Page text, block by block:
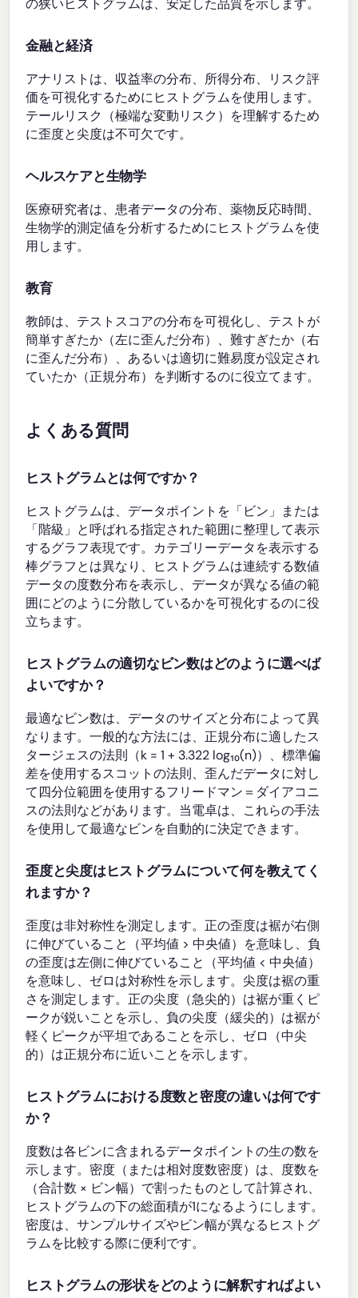
の狭いヒストグラムは、安定した品質を示します。
金融と経済
アナリストは、収益率の分布、所得分布、リスク評
価を可視化するためにヒストグラムを使用します。
テールリスク（極端な変動リスク）を理解するため
に歪度と尖度は不可欠です。
ヘルスケアと生物学
医療研究者は、患者データの分布、薬物反応時間、
生物学的測定値を分析するためにヒストグラムを使
用します。
教育
教師は、テストスコアの分布を可視化し、テストが
簡単すぎたか（左に歪んだ分布）、難すぎたか（右
に歪んだ分布）、あるいは適切に難易度が設定され
ていたか（正規分布）を判断するのに役立てます。
よくある質問
ヒストグラムとは何ですか？
ヒストグラムは、データポイントを「ビン」または
「階級」と呼ばれる指定された範囲に整理して表示
するグラフ表現です。カテゴリーデータを表示する
棒グラフとは異なり、ヒストグラムは連続する数値
データの度数分布を表示し、データが異なる値の範
囲にどのように分散しているかを可視化するのに役
立ちます。
ヒストグラムの適切なビン数はどのように選べば
よいですか？
最適なビン数は、データのサイズと分布によって異
なります。一般的な方法には、正規分布に適したス
タージェスの法則（k = 1 + 3.322 log₁₀(n)）、標準偏
差を使用するスコットの法則、歪んだデータに対し
て四分位範囲を使用するフリードマン＝ダイアコニ
スの法則などがあります。当電卓は、これらの手法
を使用して最適なビンを自動的に決定できます。
歪度と尖度はヒストグラムについて何を教えてく
れますか？
歪度は非対称性を測定します。正の歪度は裾が右側
に伸びていること（平均値 > 中央値）を意味し、負
の歪度は左側に伸びていること（平均値 < 中央値）
を意味し、ゼロは対称性を示します。尖度は裾の重
さを測定します。正の尖度（急尖的）は裾が重くピ
ークが鋭いことを示し、負の尖度（緩尖的）は裾が
軽くピークが平坦であることを示し、ゼロ（中尖
的）は正規分布に近いことを示します。
ヒストグラムにおける度数と密度の違いは何です
か？
度数は各ビンに含まれるデータポイントの生の数を
示します。密度（または相対度数密度）は、度数を
（合計数 × ビン幅）で割ったものとして計算され、
ヒストグラムの下の総面積が1になるようにします。
密度は、サンプルサイズやビン幅が異なるヒストグ
ラムを比較する際に便利です。
ヒストグラムの形状をどのように解釈すればよい